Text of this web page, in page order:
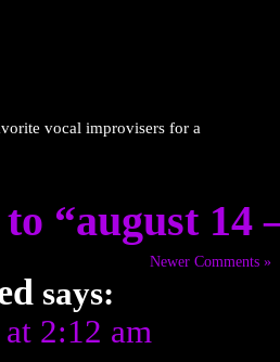
vocal improvisers for a
“august 14
Newer Comments »
says:
2:12 am